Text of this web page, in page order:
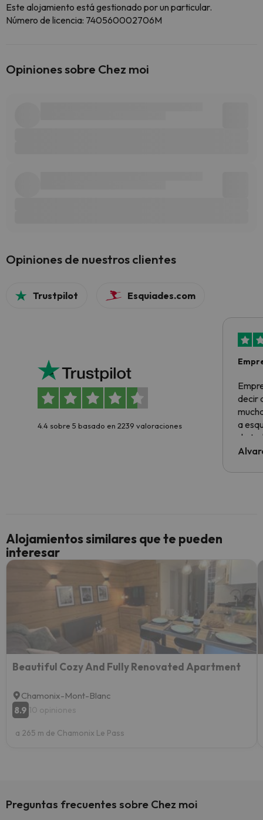
Este alojamiento está gestionado por un particular.
Número de licencia: 740560002706M
Opiniones sobre Chez moi
Opiniones de nuestros clientes
Trustpilot Esquiades.com
4.4 sobre 5 basado en 2239 valoraciones
decir
a
de
al
culpa
yo.
Alojamientos similares que te pueden
interesar
Beautiful Cozy And Fully Renovated Apartment
Chamonix-Mont-Blanc
8.9 10 opiniones
a 265 m de Chamonix Le Pass
Preguntas frecuentes sobre Chez moi